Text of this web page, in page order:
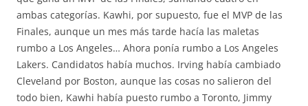
ambas categorías. Kawhi, por supuesto, fue el MVP de las
Finales, aunque un mes más tarde hacía las maletas
rumbo a Los Angeles… Ahora ponía rumbo a Los Angeles
Lakers. Candidatos había muchos. Irving había cambiado
Cleveland por Boston, aunque las cosas no salieron del
todo bien, Kawhi había puesto rumbo a Toronto, Jimmy